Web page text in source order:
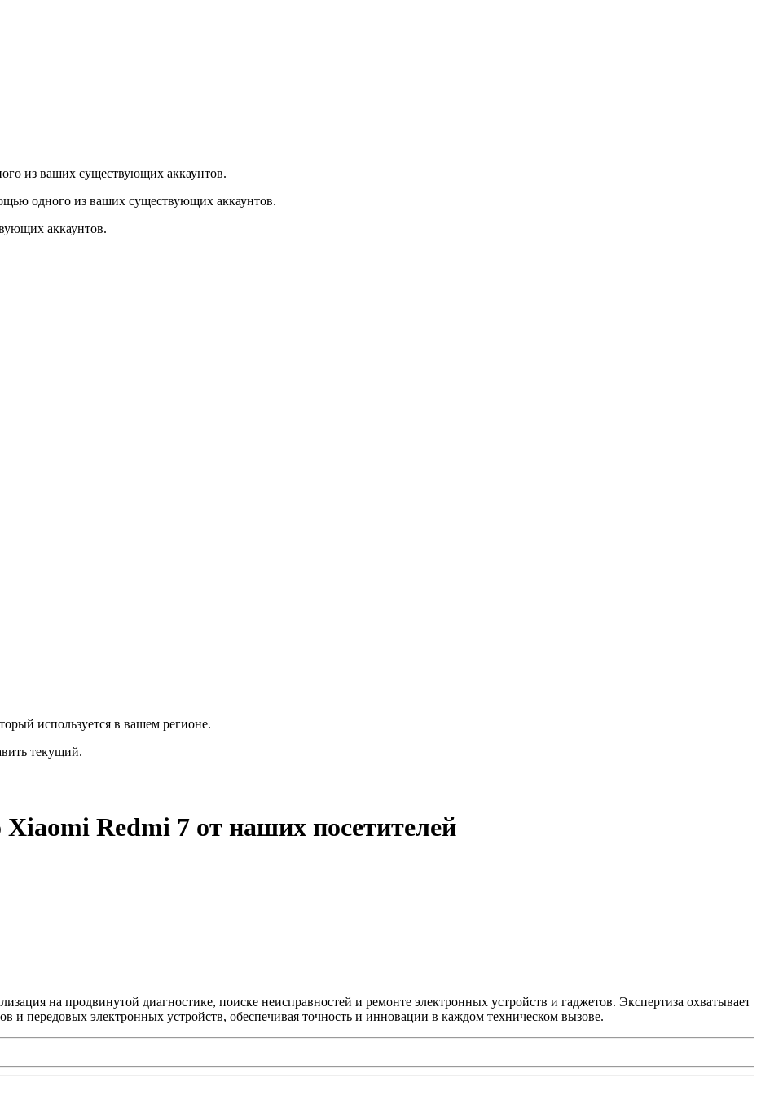
из ваших существующих аккаунтов.
одного из ваших существующих аккаунтов.
аккаунтов.
используется в вашем регионе.
текущий.
Redmi 7 от наших посетителей
на продвинутой диагностике, поиске неисправностей и ремонте электронных устройств и гаджетов. Экспертиза охватывает
и передовых электронных устройств, обеспечивая точность и инновации в каждом техническом вызове.